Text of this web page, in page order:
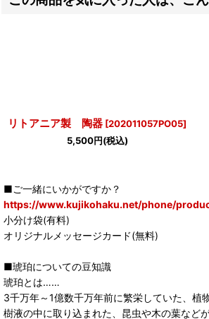
リトアニア製 陶器 [202011057PO05]
5,500円(税込)
■ご一緒にいかがですか？
https://www.kujikohaku.net/phone/
小分け袋(有料)
オリジナルメッセージカード(無料)
■琥珀についての豆知識
琥珀とは……
3千万年～1億数千万年前に繁栄していた、植
樹液の中に取り込まれた、昆虫や木の葉など